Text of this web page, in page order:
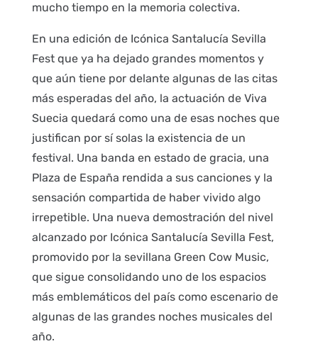
mucho tiempo en la memoria colectiva.
En una edición de Icónica Santalucía Sevilla
Fest que ya ha dejado grandes momentos y
que aún tiene por delante algunas de las citas
más esperadas del año, la actuación de Viva
Suecia quedará como una de esas noches que
justifican por sí solas la existencia de un
festival. Una banda en estado de gracia, una
Plaza de España rendida a sus canciones y la
sensación compartida de haber vivido algo
irrepetible. Una nueva demostración del nivel
alcanzado por Icónica Santalucía Sevilla Fest,
promovido por la sevillana Green Cow Music,
que sigue consolidando uno de los espacios
más emblemáticos del país como escenario de
algunas de las grandes noches musicales del
año.